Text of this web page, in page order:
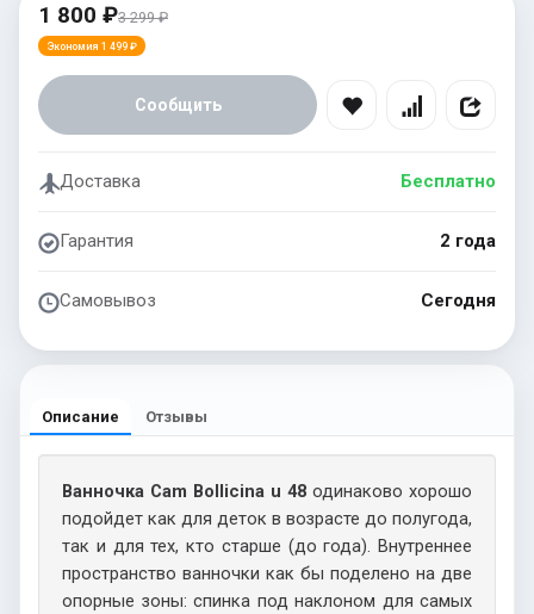
1 800 ₽3 299 ₽
Экономия 1 499 ₽
Сообщить
Доставка Бесплатно
Гарантия 2 года
Самовывоз Сегодня
Описание Отзывы
Ванночка Cam Bollicina u 48 одинаково хорошо
подойдет как для деток в возрасте до полугода,
так и для тех, кто старше (до года). Внутреннее
пространство ванночки как бы поделено на две
опорные зоны: спинка под наклоном для самых